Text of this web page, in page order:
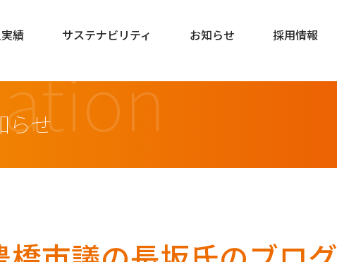
績 サステナビリティ お知らせ
採用情報
らせ